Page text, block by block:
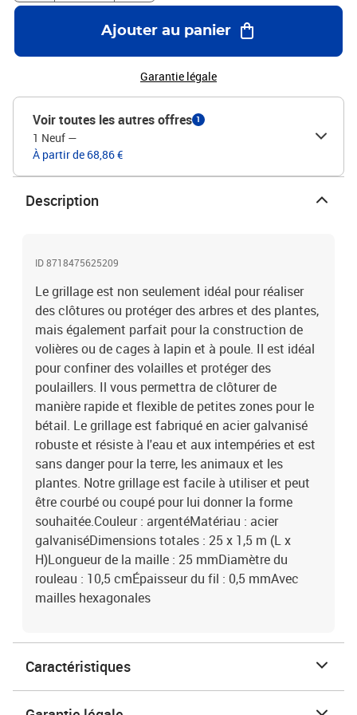
Ajouter au panier
Garantie légale
Voir toutes les autres offres 1
1 Neuf —
À partir de 68,86 €
Description
ID 8718475625209
Le grillage est non seulement idéal pour réaliser
des clôtures ou protéger des arbres et des plantes,
mais également parfait pour la construction de
volières ou de cages à lapin et à poule. Il est idéal
pour confiner des volailles et protéger des
poulaillers. Il vous permettra de clôturer de
manière rapide et flexible de petites zones pour le
bétail. Le grillage est fabriqué en acier galvanisé
robuste et résiste à l'eau et aux intempéries et est
sans danger pour la terre, les animaux et les
plantes. Notre grillage est facile à utiliser et peut
être courbé ou coupé pour lui donner la forme
souhaitée.Couleur : argentéMatériau : acier
galvaniséDimensions totales : 25 x 1,5 m (L x
H)Longueur de la maille : 25 mmDiamètre du
rouleau : 10,5 cmÉpaisseur du fil : 0,5 mmAvec
mailles hexagonales
Caractéristiques